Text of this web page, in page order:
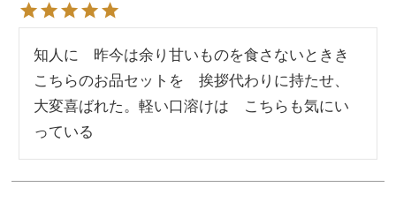
知人に　昨今は余り甘いものを食さないときき
こちらのお品セットを　挨拶代わりに持たせ、
大変喜ばれた。軽い口溶けは　こちらも気にい
っている